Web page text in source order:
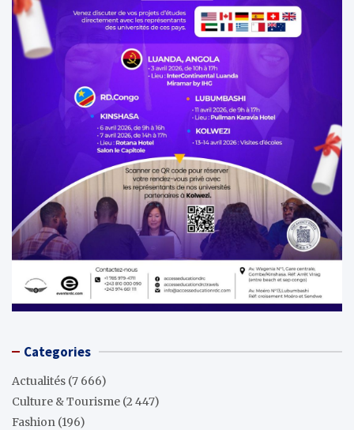
Categories
Actualités (7 666)
Culture & Tourisme (2 447)
Fashion (196)